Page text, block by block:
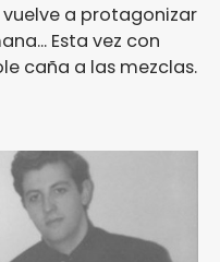
a protagonizar
Esta vez con
caña a las mezclas.